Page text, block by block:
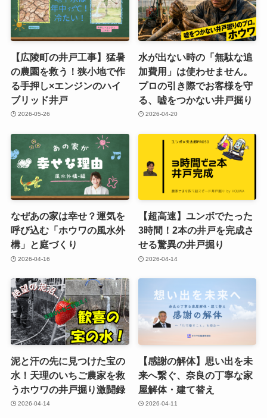
【広陵町の井戸工事】猛暑
の農園を救う！狭小地で作
る手押し×エンジンのハイ
ブリッド井戸
2026-05-26
水が出ない時の「無駄な追
加費用」は使わせません。
プロの引き際でお客様を守
る、嘘をつかない井戸掘り
2026-04-20
なぜあの家は幸せ？運気を
呼び込む「ホウワの風水外
構」と庭づくり
2026-04-16
【超高速】ユンボでたった
3時間！2本の井戸を完成さ
せる驚異の井戸掘り
2026-04-14
泥と汗の先に見つけた宝の
水！天理のいちご農家を救
うホウワの井戸掘り激闘録
2026-04-14
【感謝の解体】思い出を未
来へ繋ぐ、奈良の丁寧な家
屋解体・建て替え
2026-04-11